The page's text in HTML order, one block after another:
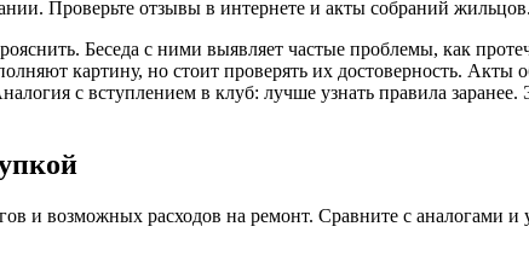
Проверьте отзывы в интернете и акты собраний
Беседа с ними выявляет частые проблемы, как
картину, но стоит проверять их достоверность.
с вступлением в клуб: лучше узнать правила
и возможных расходов на ремонт. Сравните с аналогами